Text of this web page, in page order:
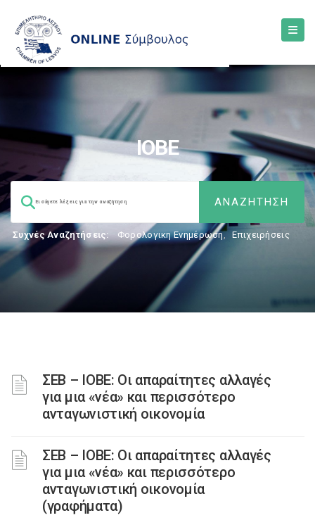
ΙΟΒΕ
Συχνές Αναζητήσεις: Φορολογικη Ενημέρωση, Επιχειρήσεις
ΣΕΒ – ΙΟΒΕ: Οι απαραίτητες αλλαγές
για μια «νέα» και περισσότερο
ανταγωνιστική οικονομία
ΣΕΒ – ΙΟΒΕ: Οι απαραίτητες αλλαγές
για μια «νέα» και περισσότερο
ανταγωνιστική οικονομία
(γραφήματα)